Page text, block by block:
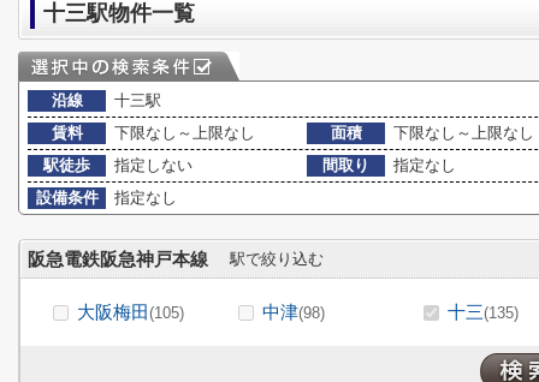
十三駅物件一覧
沿線
十三駅
賃料
下限なし～上限なし 面積
下限なし～上限なし
駅徒歩
指定しない 間取り
指定なし
設備条件
指定なし
阪急電鉄阪急神戸本線 駅で絞り込む
大阪梅田(105) 中津(98) 十三(135)